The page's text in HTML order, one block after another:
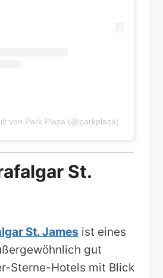
von Park Plaza (@parkplaza)
St.
St. James ist eines
gut
Sterne-Hotels mit Blick